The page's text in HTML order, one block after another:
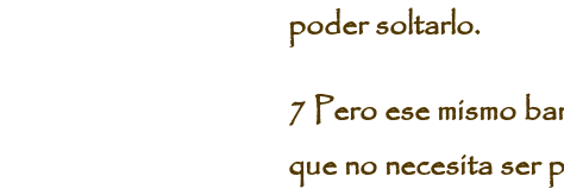
poder soltarlo.
7 Pero ese mismo
que no necesita ser